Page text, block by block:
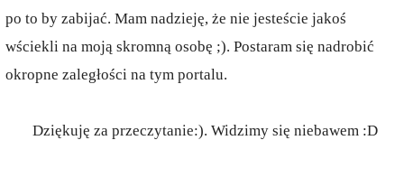
po to by zabijać. Mam nadzieję, że nie jesteście jakoś
wściekli na moją skromną osobę ;). Postaram się nadrobić
okropne zaległości na tym portalu.
Dziękuję za przeczytanie:). Widzimy się niebawem :D